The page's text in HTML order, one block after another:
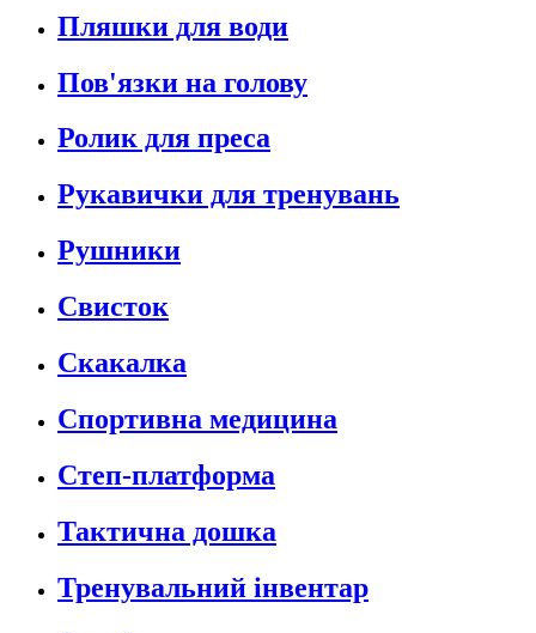
Пляшки для води
Пов'язки на голову
Ролик для преса
Рукавички для тренувань
Рушники
Свисток
Скакалка
Спортивна медицина
Степ-платформа
Тактична дошка
Тренувальний інвентар